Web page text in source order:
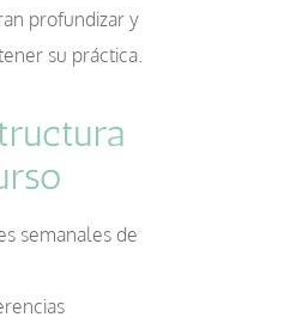
profundizar y
su práctica.
semanales de